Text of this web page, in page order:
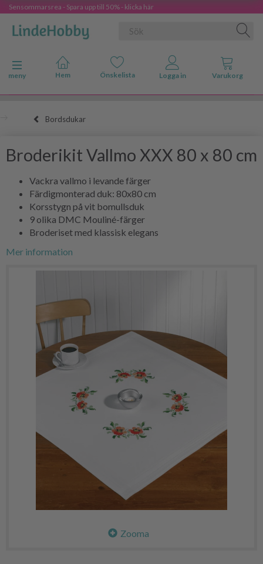
Sensommarsrea - Spara upp till 50% - klicka här
Ändra navigering
meny
Bordsdukar
Broderikit Vallmo XXX 80 x 80 cm
Vackra vallmo i levande färger
Färdigmonterad duk: 80x80 cm
Korsstygn på vit bomullsduk
9 olika DMC Mouliné-färger
Broderiset med klassisk elegans
Mer information
Zooma